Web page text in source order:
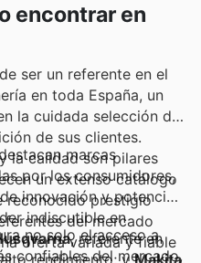
encontrar en
ser un referente en el
en toda España, un
la cuidada selección de
de sus clientes.
la calidad son pilares
un extenso catálogo
reconocido prestigio
del mercado
oferta variada y fiable
marcas
por los consumidores,
innovación y potencia
indiscutible en
, referente en
rendimiento; yMakita,
no solo el acceso a
confiables del mercado,